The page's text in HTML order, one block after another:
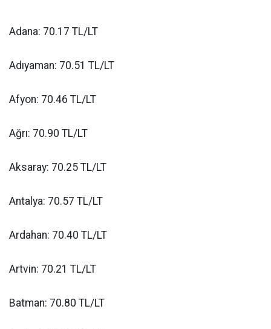
Adana: 70.17 TL/LT
Adıyaman: 70.51 TL/LT
Afyon: 70.46 TL/LT
Ağrı: 70.90 TL/LT
Aksaray: 70.25 TL/LT
Antalya: 70.57 TL/LT
Ardahan: 70.40 TL/LT
Artvin: 70.21 TL/LT
Batman: 70.80 TL/LT